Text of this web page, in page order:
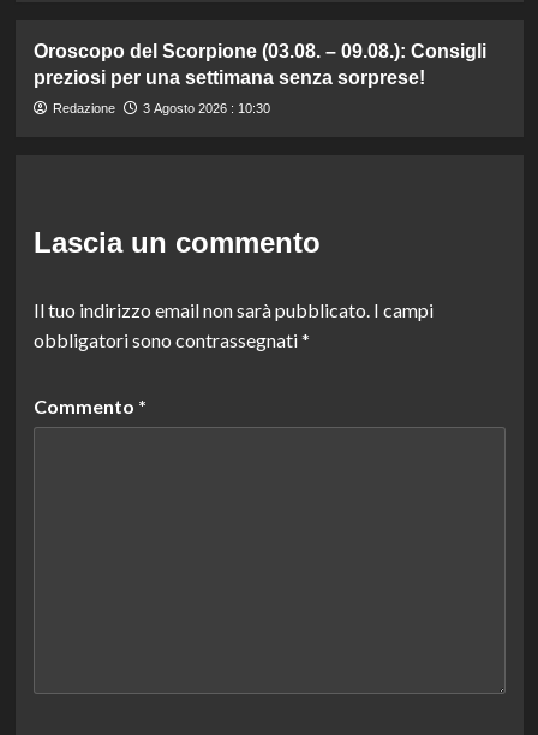
Oroscopo del Scorpione (03.08. – 09.08.): Consigli
preziosi per una settimana senza sorprese!
Redazione 3 Agosto 2026 : 10:30
Lascia un commento
Il tuo indirizzo email non sarà pubblicato. I campi
obbligatori sono contrassegnati*
Commento *